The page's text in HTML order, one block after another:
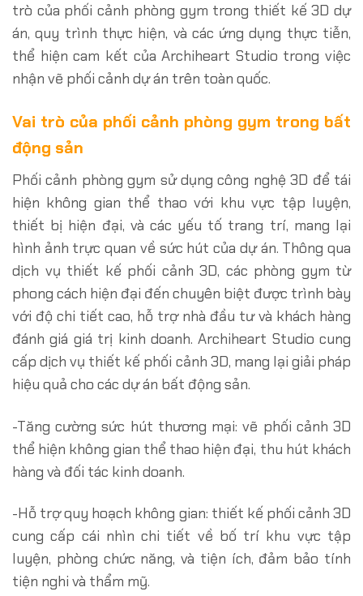
trò của phối cảnh phòng gym trong thiết kế 3D dự
án, quy trình thực hiện, và các ứng dụng thực tiễn,
thể hiện cam kết của Archiheart Studio trong việc
nhận vẽ phối cảnh dự án trên toàn quốc.
Vai trò của phối cảnh phòng gym trong bất
động sản
Phối cảnh phòng gym sử dụng công nghệ 3D để tái
hiện không gian thể thao với khu vực tập luyện,
thiết bị hiện đại, và các yếu tố trang trí, mang lại
hình ảnh trực quan về sức hút của dự án. Thông qua
dịch vụ thiết kế phối cảnh 3D, các phòng gym từ
phong cách hiện đại đến chuyên biệt được trình bày
với độ chi tiết cao, hỗ trợ nhà đầu tư và khách hàng
đánh giá giá trị kinh doanh. Archiheart Studio cung
cấp dịch vụ thiết kế phối cảnh 3D, mang lại giải pháp
hiệu quả cho các dự án bất động sản.
-Tăng cường sức hút thương mại: vẽ phối cảnh 3D
thể hiện không gian thể thao hiện đại, thu hút khách
hàng và đối tác kinh doanh.
-Hỗ trợ quy hoạch không gian: thiết kế phối cảnh 3D
cung cấp cái nhìn chi tiết về bố trí khu vực tập
luyện, phòng chức năng, và tiện ích, đảm bảo tính
tiện nghi và thẩm mỹ.